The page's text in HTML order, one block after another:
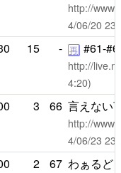
http://
4/06/20
15 - 再 #61-
http://
4:20)
3 66 言えない
http://
4/06/23
2 67 わぁるど